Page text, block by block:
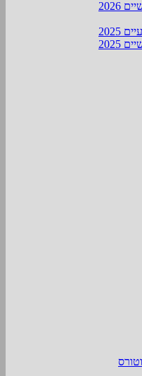
2026
2025
2025